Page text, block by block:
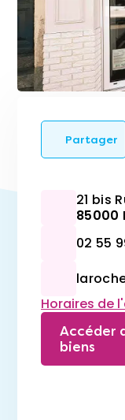
Partager
21 bis
85000
02 55
Horaires de
Accéder
biens